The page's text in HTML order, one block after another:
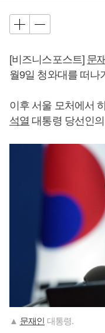
[비즈니스포스트] 문
월9일 청와대를 떠나
이후 서울 모처에서
석열 대통령 당선인
▲ 문재인 대통령.